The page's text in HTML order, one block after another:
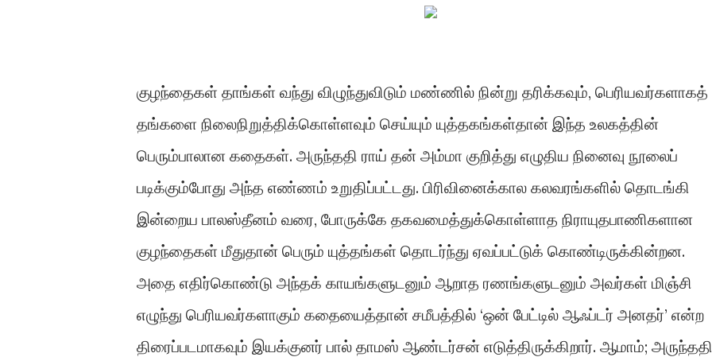
குழந்தைகள் தாங்கள் வந்து விழுந்துவிடும் மண்ணில் நின்று தரிக்கவும், பெரியவர்களாகத்
தங்களை நிலைநிறுத்திக்கொள்ளவும் செய்யும் யுத்தகங்கள்தான் இந்த உலகத்தின்
பெரும்பாலான கதைகள். அருந்ததி ராய் தன் அம்மா குறித்து எழுதிய நினைவு நூலைப்
படிக்கும்போது அந்த எண்ணம் உறுதிப்பட்டது. பிரிவினைக்கால கலவரங்களில் தொடங்கி
இன்றைய பாலஸ்தீனம் வரை, போருக்கே தகவமைத்துக்கொள்ளாத நிராயுதபாணிகளான
குழந்தைகள் மீதுதான் பெரும் யுத்தங்கள் தொடர்ந்து ஏவப்பட்டுக் கொண்டிருக்கின்றன.
அதை எதிர்கொண்டு அந்தக் காயங்களுடனும் ஆறாத ரணங்களுடனும் அவர்கள் மிஞ்சி
எழுந்து பெரியவர்களாகும் கதையைத்தான் சமீபத்தில் ‘ஒன் பேட்டில் ஆஃப்டர் அனதர்’ என்ற
திரைப்படமாகவும் இயக்குனர் பால் தாமஸ் ஆண்டர்சன் எடுத்திருக்கிறார். ஆமாம்; அருந்ததி